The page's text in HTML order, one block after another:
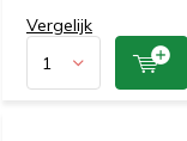
Vergelijk